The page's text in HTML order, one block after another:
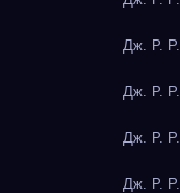
Дж. Р.
Дж. Р.
Дж. Р.
Дж. Р.